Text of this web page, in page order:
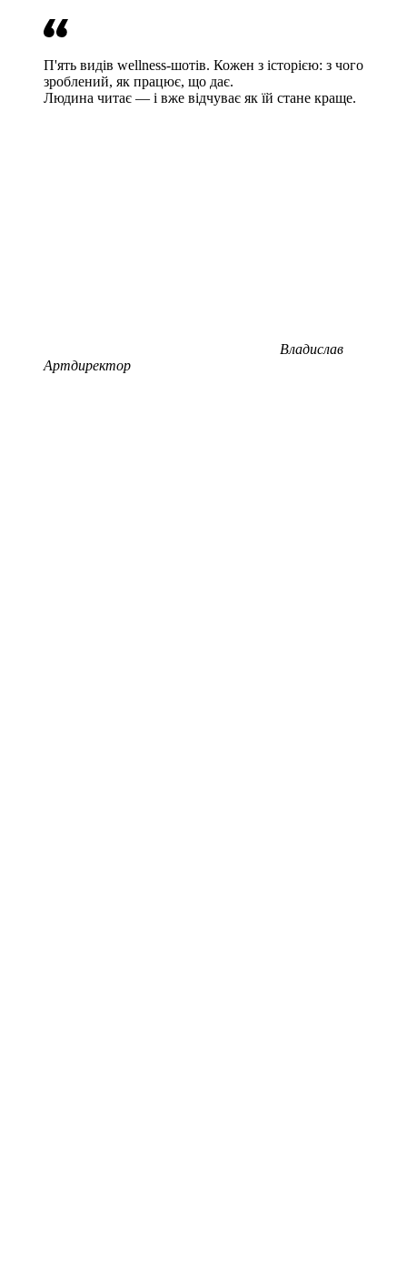
П'ять видів wellness-шотів. Кожен з історією: з чого
зроблений, як працює, що дає.
Людина читає — і вже відчуває як їй стане краще.
Владислав
Артдиректор